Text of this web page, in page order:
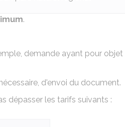
.
demande ayant pour objet
d'envoi du document.
dépasser les tarifs suivants :